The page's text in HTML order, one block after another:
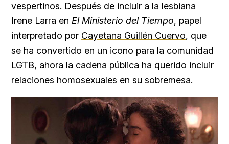
vespertinos. Después de incluir a la lesbiana
Irene Larra en El Ministerio del Tiempo, papel
interpretado por Cayetana Guillén Cuervo, que
se ha convertido en un icono para la comunidad
LGTB, ahora la cadena pública ha querido incluir
relaciones homosexuales en su sobremesa.